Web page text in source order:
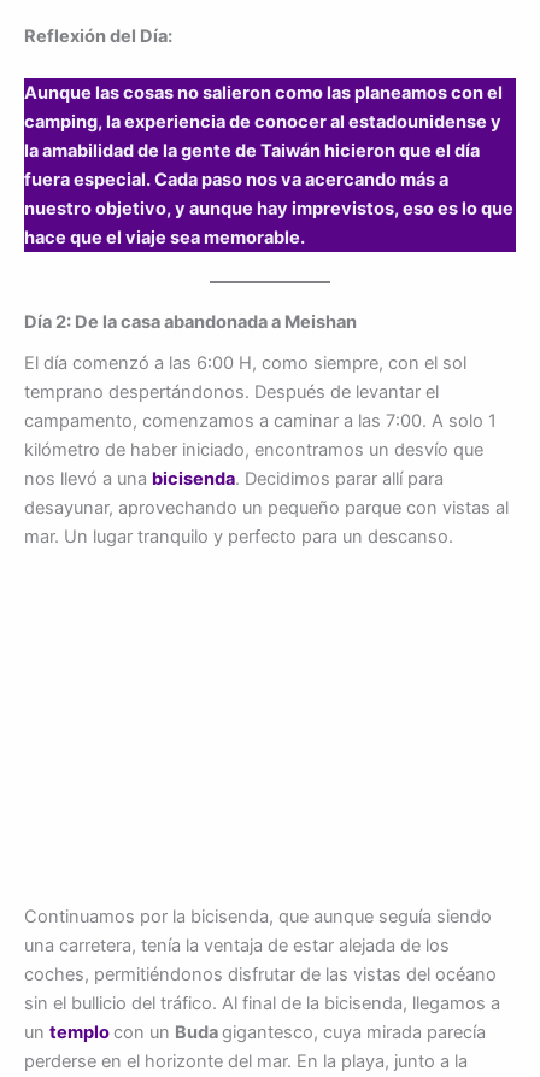
Reflexión del Día:
Aunque las cosas no salieron como las planeamos con el
camping, la experiencia de conocer al estadounidense y
la amabilidad de la gente de Taiwán hicieron que el día
fuera especial. Cada paso nos va acercando más a
nuestro objetivo, y aunque hay imprevistos, eso es lo que
hace que el viaje sea memorable.
Día 2: De la casa abandonada a Meishan
El día comenzó a las 6:00 H, como siempre, con el sol
temprano despertándonos. Después de levantar el
campamento, comenzamos a caminar a las 7:00. A solo 1
kilómetro de haber iniciado, encontramos un desvío que
nos llevó a una bicisenda. Decidimos parar allí para
desayunar, aprovechando un pequeño parque con vistas al
mar. Un lugar tranquilo y perfecto para un descanso.
Continuamos por la bicisenda, que aunque seguía siendo
una carretera, tenía la ventaja de estar alejada de los
coches, permitiéndonos disfrutar de las vistas del océano
sin el bullicio del tráfico. Al final de la bicisenda, llegamos a
un templocon un Budagigantesco, cuya mirada parecía
perderse en el horizonte del mar. En la playa, junto a la